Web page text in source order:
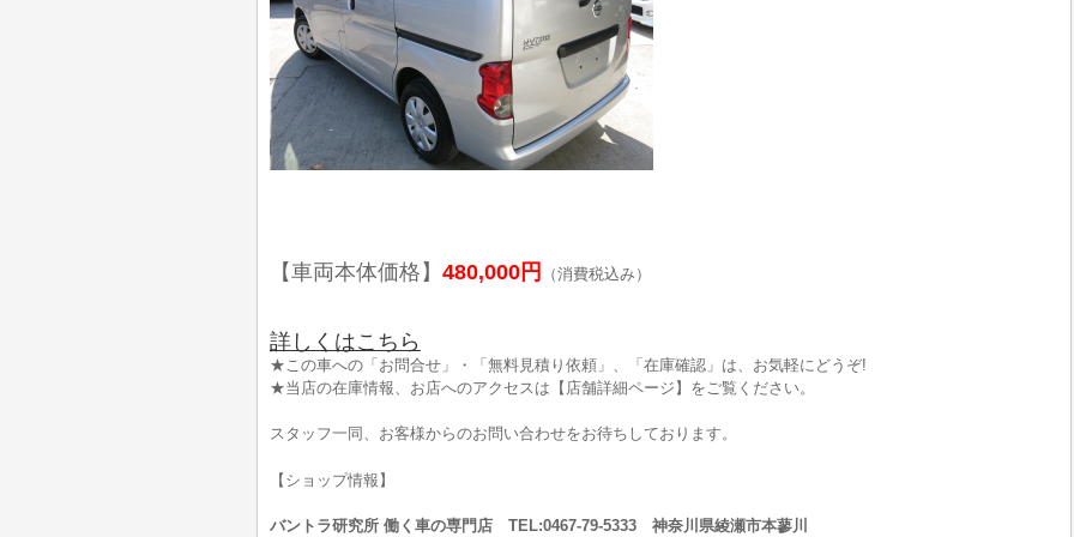
【車両本体価格】 480,000円 （消費税込み）
詳しくはこちら
★この車への「お問合せ」・「無料見積り依頼」、「在庫確認」は、お気軽にどうぞ!
★当店の在庫情報、お店へのアクセスは【店舗詳細ページ】をご覧ください。
スタッフ一同、お客様からのお問い合わせをお待ちしております。
【ショップ情報】
バントラ研究所 働く車の専門店 TEL:0467-79-5333 神奈川県綾瀬市本蓼川